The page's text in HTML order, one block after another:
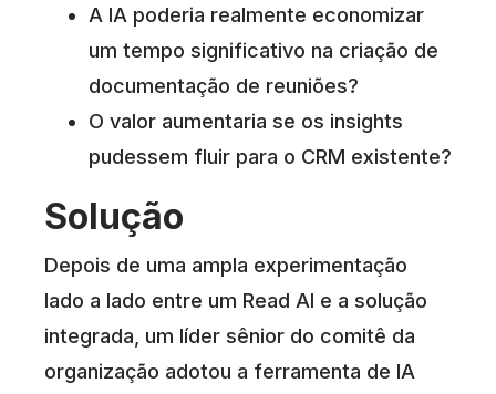
A IA poderia realmente economizar
um tempo significativo na criação de
documentação de reuniões?
O valor aumentaria se os insights
pudessem fluir para o CRM existente?
Solução
Depois de uma ampla experimentação
lado a lado entre um Read AI e a solução
integrada, um líder sênior do comitê da
organização adotou a ferramenta de IA